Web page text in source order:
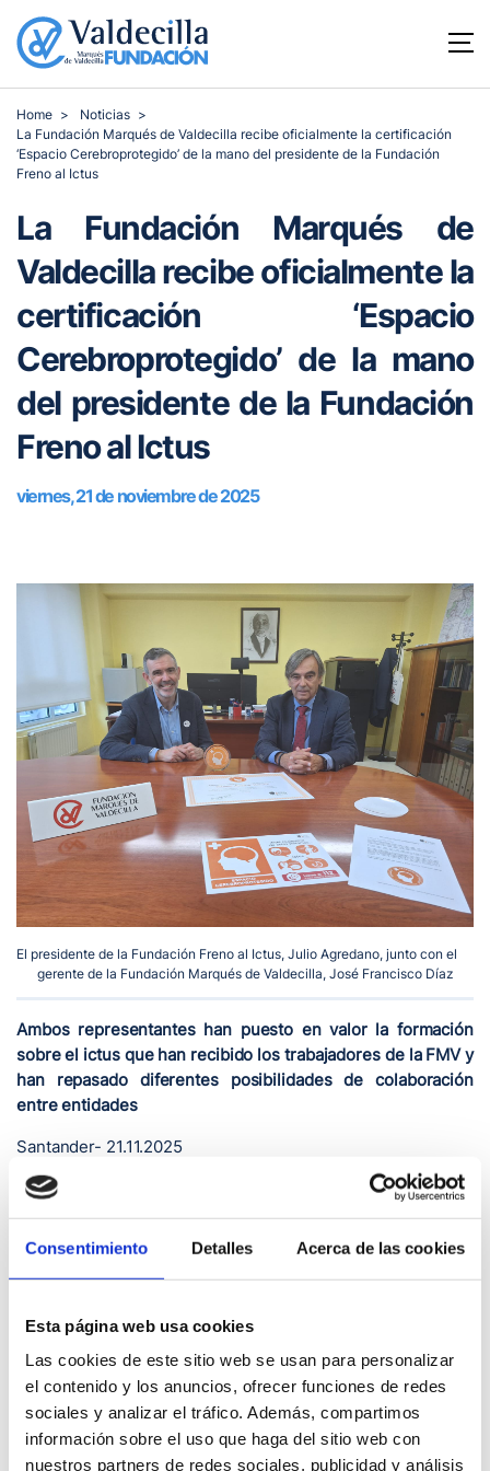
Consentimiento Detalles Acerca de las cookies
Esta página web usa cookies
Las cookies de este sitio web se usan para personalizar
el contenido y los anuncios, ofrecer funciones de redes
sociales y analizar el tráfico. Además, compartimos
información sobre el uso que haga del sitio web con
nuestros partners de redes sociales, publicidad y análisis
Home
Noticias
La Fundación Marqués de Valdecilla recibe oficialmente la certificación
‘Espacio Cerebroprotegido’ de la mano del presidente de la Fundación
Freno al Ictus
La Fundación Marqués de
Valdecilla recibe oficialmente la
certificación ‘Espacio
Cerebroprotegido’ de la mano
del presidente de la Fundación
Freno al Ictus
viernes, 21 de noviembre de 2025
El presidente de la Fundación Freno al Ictus, Julio Agredano, junto con el
gerente de la Fundación Marqués de Valdecilla, José Francisco Díaz
Ambos representantes han puesto en valor la formación
sobre el ictus que han recibido los trabajadores de la FMV y
han repasado diferentes posibilidades de colaboración
entre entidades
Santander- 21.11.2025
El gerente de la Fundación Marqués de Valdecilla (FMV),
certificación ‘Espacio Cerebroprotegido’ de la mano del
señales de un ictus para actuar con rapidez y aumentar las
posibilidades de supervivencia.
Con este distintivo, la FMV se convierte en la primera
entidad sanitaria de Cantabria en obtener este certificado
que acredita que los empleados han completado el